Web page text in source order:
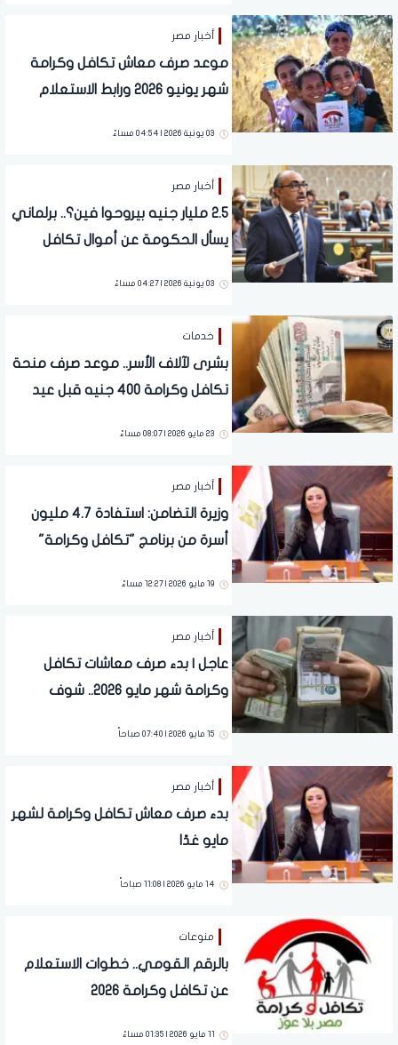
أخبار مصر
موعد صرف معاش تكافل وكرامة
شهر يونيو 2026 ورابط الاستعلام
03 يونية 2026 | 04:54 مساءً
أخبار مصر
2.5 مليار جنيه بيروحوا فين؟.. برلماني
يسأل الحكومة عن أموال تكافل
03 يونية 2026 | 04:27 مساءً
خدمات
بشرى لآلاف الأسر.. موعد صرف منحة
تكافل وكرامة 400 جنيه قبل عيد
23 مايو 2026 | 08:07 مساءً
أخبار مصر
وزيرة التضامن: استفادة 4.7 مليون
أسرة من برنامج "تكافل وكرامة"
19 مايو 2026 | 12:27 مساءً
أخبار مصر
عاجل | بدء صرف معاشات تكافل
وكرامة شهر مايو 2026.. شوف
15 مايو 2026 | 07:40 صباحاً
أخبار مصر
بدء صرف معاش تكافل وكرامة لشهر
مايو غدًا
14 مايو 2026 | 11:08 صباحاً
منوعات
بالرقم القومي.. خطوات الاستعلام
عن تكافل وكرامة 2026
11 مايو 2026 | 01:35 مساءً